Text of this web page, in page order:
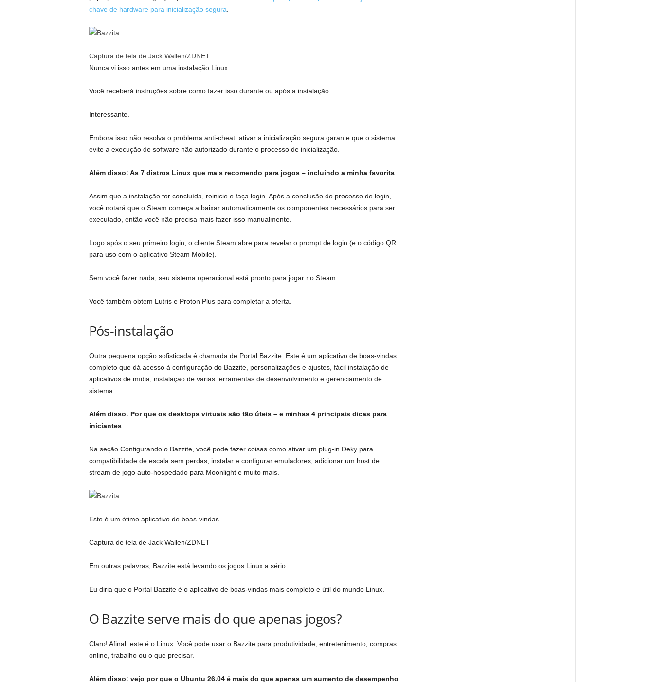
chave de hardware para inicialização segura
Captura de tela de Jack Wallen/ZDNET
Nunca vi isso antes em uma instalação Linux.
Você receberá instruções sobre como fazer isso durante ou após a instalação.
Interessante.
Embora isso não resolva o problema anti-cheat, ativar a inicialização segura garante que o sistema
evite a execução de software não autorizado durante o processo de inicialização.
Além disso: As 7 distros Linux que mais recomendo para jogos – incluindo a minha favorita
Assim que a instalação for concluída, reinicie e faça login. Após a conclusão do processo de login,
você notará que o Steam começa a baixar automaticamente os componentes necessários para ser
executado, então você não precisa mais fazer isso manualmente.
Logo após o seu primeiro login, o cliente Steam abre para revelar o prompt de login (e o código QR
para uso com o aplicativo Steam Mobile).
Sem você fazer nada, seu sistema operacional está pronto para jogar no Steam.
Você também obtém Lutris e Proton Plus para completar a oferta.
Pós-instalação
Outra pequena opção sofisticada é chamada de Portal Bazzite. Este é um aplicativo de boas-vindas
completo que dá acesso à configuração do Bazzite, personalizações e ajustes, fácil instalação de
aplicativos de mídia, instalação de várias ferramentas de desenvolvimento e gerenciamento de
sistema.
Além disso: Por que os desktops virtuais são tão úteis – e minhas 4 principais dicas para
iniciantes
Na seção Configurando o Bazzite, você pode fazer coisas como ativar um plug-in Deky para
compatibilidade de escala sem perdas, instalar e configurar emuladores, adicionar um host de
stream de jogo auto-hospedado para Moonlight e muito mais.
Este é um ótimo aplicativo de boas-vindas.
Captura de tela de Jack Wallen/ZDNET
Em outras palavras, Bazzite está levando os jogos Linux a sério.
Eu diria que o Portal Bazzite é o aplicativo de boas-vindas mais completo e útil do mundo Linux.
O Bazzite serve mais do que apenas jogos?
Claro! Afinal, este é o Linux. Você pode usar o Bazzite para produtividade, entretenimento, compras
online, trabalho ou o que precisar.
Além disso: vejo por que o Ubuntu 26.04 é mais do que apenas um aumento de desempenho